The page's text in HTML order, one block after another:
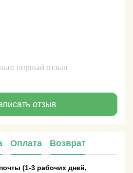
первый отзыв
отзыв
Оплата Возврат
(1-3 рабочих дней,